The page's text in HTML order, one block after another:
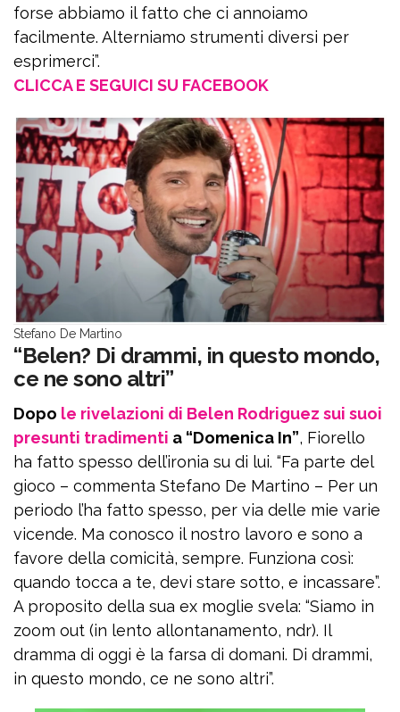
forse abbiamo il fatto che ci annoiamo
facilmente. Alterniamo strumenti diversi per
esprimerci”.
CLICCA E SEGUICI SU FACEBOOK
Stefano De Martino
“Belen? Di drammi, in questo mondo,
ce ne sono altri”
Dopo le rivelazioni di Belen Rodriguez sui suoi
presunti tradimenti a “Domenica In”, Fiorello
ha fatto spesso dell’ironia su di lui. “Fa parte del
gioco – commenta Stefano De Martino – Per un
periodo l’ha fatto spesso, per via delle mie varie
vicende. Ma conosco il nostro lavoro e sono a
favore della comicità, sempre. Funziona così:
quando tocca a te, devi stare sotto, e incassare”.
A proposito della sua ex moglie svela: “Siamo in
zoom out (in lento allontanamento, ndr). Il
dramma di oggi è la farsa di domani. Di drammi,
in questo mondo, ce ne sono altri”.